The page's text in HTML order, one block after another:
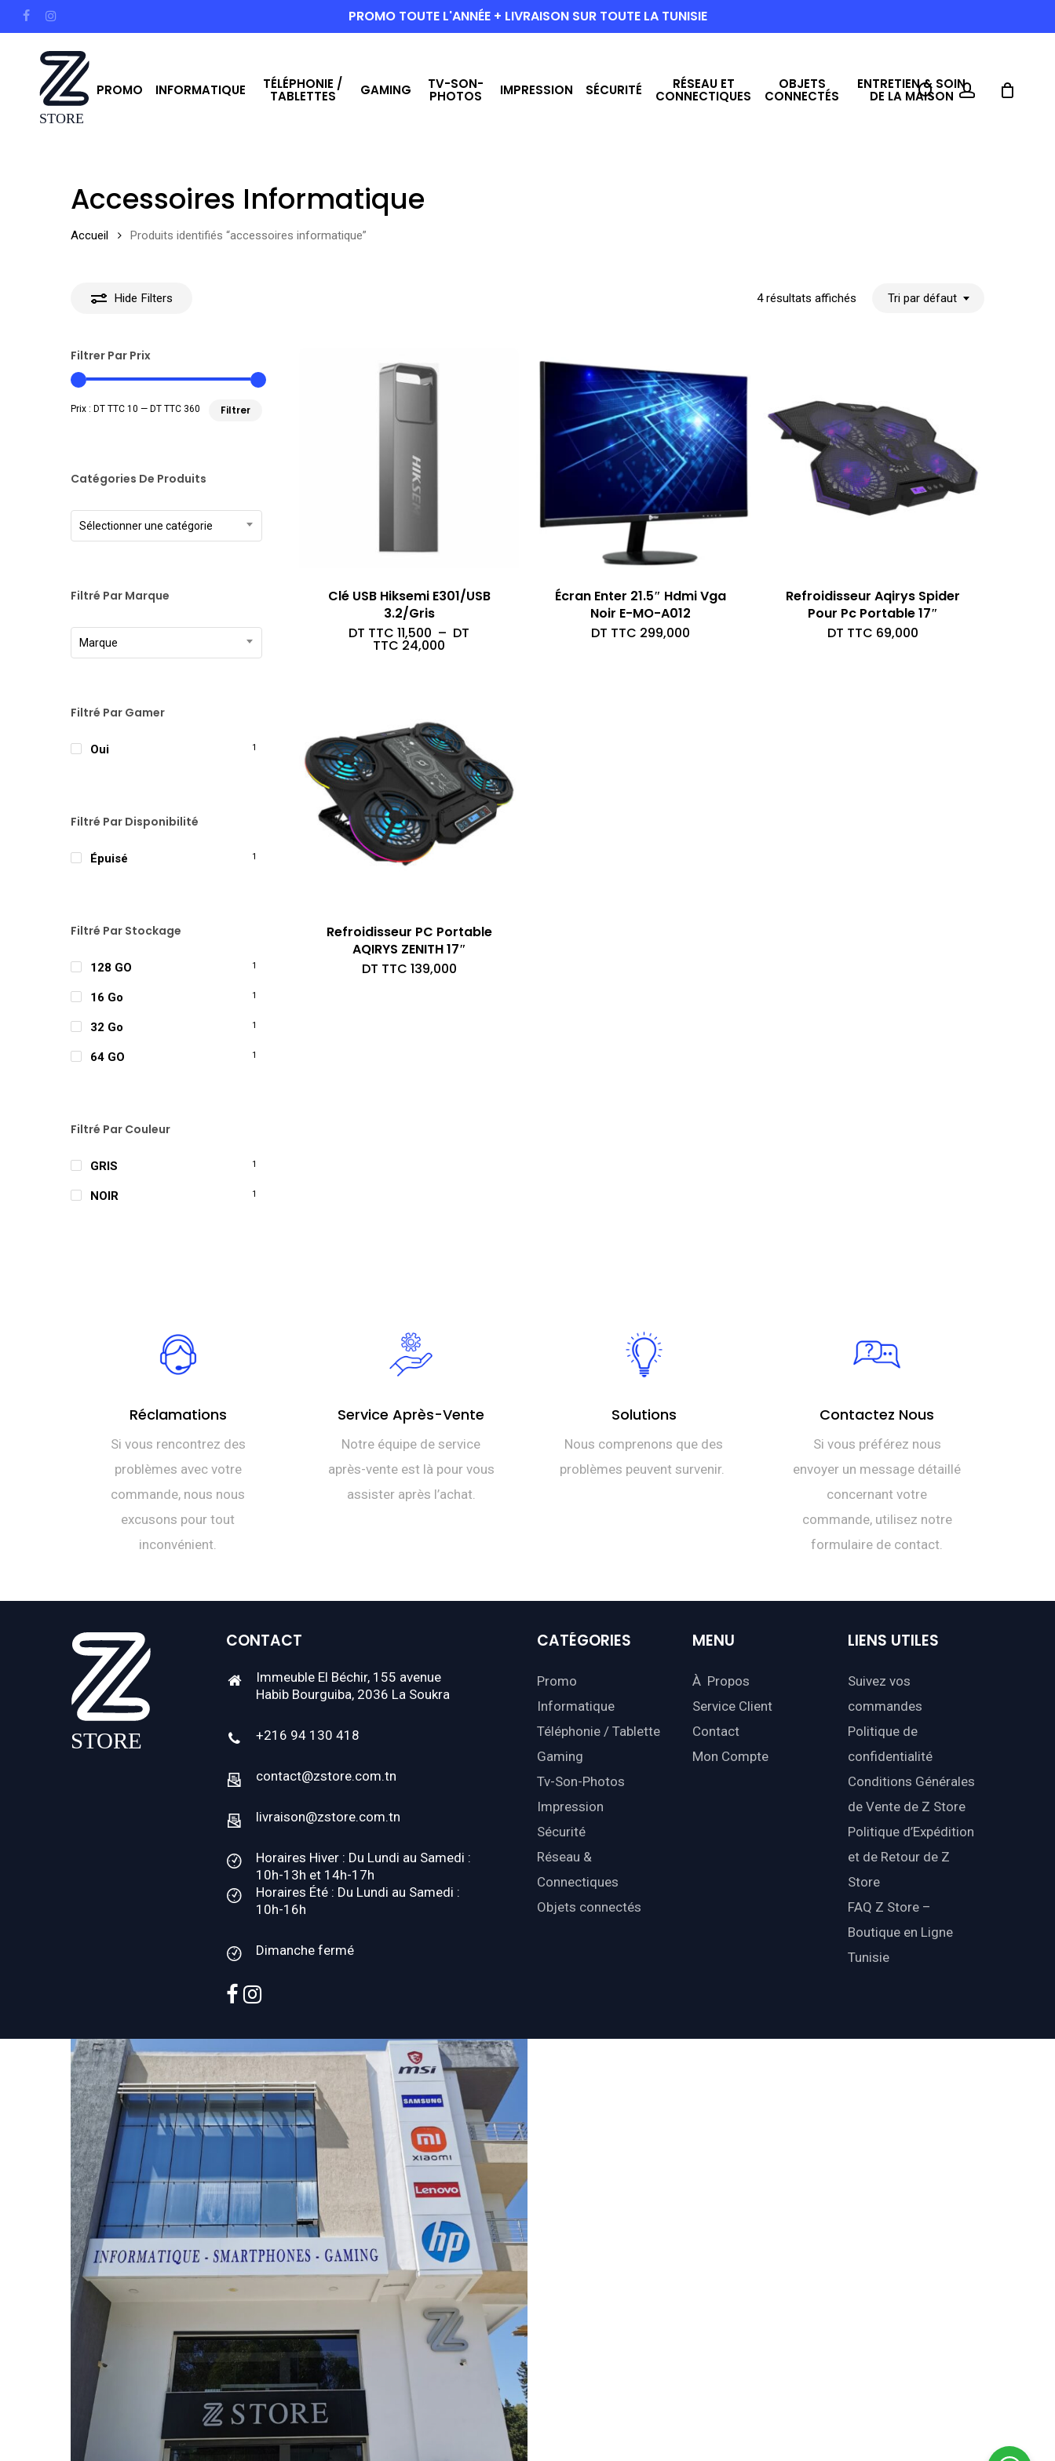
to
facebookinstagram PROMO TOUTE L'ANNÉE + LIVRAISON SUR TOUTE LA TUNISIE
PROMO INFORMATIQUE TÉLÉPHONIE /
TABLETTES GAMING TV-SON-
PHOTOS IMPRESSION SÉCURITÉ RÉSEAU ET
CONNECTIQUES
OBJETS
CONNECTÉS
ENTRETIEN & SOIN
DE LA MAISONsearchaccount
Accessoires Informatique
Accueil Produits identifiés “accessoires informatique”
Hide Filters 4 résultats affichés Tri par défaut
Filtrer Par Prix
Filtrer
Prix : DT TTC 10 — DT TTC 360
Catégories De Produits
Sélectionner une catégorie
Filtré Par Marque
Marque
Filtré Par Gamer
Oui 1
Filtré Par Disponibilité
Épuisé 1
Filtré Par Stockage
128 GO 1
16 Go 1
32 Go 1
64 GO 1
Filtré Par Couleur
GRIS 1
NOIR 1
Clé USB Hiksemi E301/USB
3.2/Gris
DT TTC 11,500 – DT
TTC 24,000
TTC 24,000
Écran Enter 21.5″ Hdmi Vga
Noir E-MO-A012
DT TTC 299,000
Refroidisseur Aqirys Spider
Pour Pc Portable 17″
DT TTC 69,000
Refroidisseur PC Portable
AQIRYS ZENITH 17″
DT TTC 139,000
Réclamations
Si vous rencontrez des
problèmes avec votre
commande, nous nous
excusons pour tout
inconvénient.
Service Après-Vente
Notre équipe de service
après-vente est là pour vous
assister après l’achat.
Solutions
Nous comprenons que des
problèmes peuvent survenir.
Contactez Nous
Si vous préférez nous
envoyer un message détaillé
concernant votre
commande, utilisez notre
formulaire de contact.
CONTACT
Immeuble El Béchir, 155 avenue
Habib Bourguiba, 2036 La Soukra
+216 94 130 418
contact@zstore.com.tn
livraison@zstore.com.tn
Horaires Hiver : Du Lundi au Samedi :
10h-13h et 14h-17h
Horaires Été : Du Lundi au Samedi :
10h-16h
Dimanche fermé
facebook
instagram
CATÉGORIES
Promo
Informatique
Téléphonie / Tablette
Gaming
Tv-Son-Photos
Impression
Sécurité
Réseau &
Connectiques
Objets connectés
MENU
À Propos
Service Client
Contact
Mon Compte
LIENS UTILES
Suivez vos
commandes
Politique de
confidentialité
Conditions Générales
de Vente de Z Store
Politique d’Expédition
et de Retour de Z
Store
FAQ Z Store –
Boutique en Ligne
Tunisie